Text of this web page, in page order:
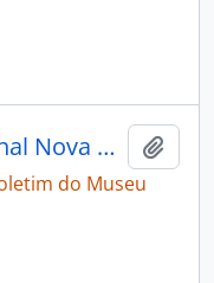
[Boletim do Museu Nacional Nova Série: Geologia]
do Museu